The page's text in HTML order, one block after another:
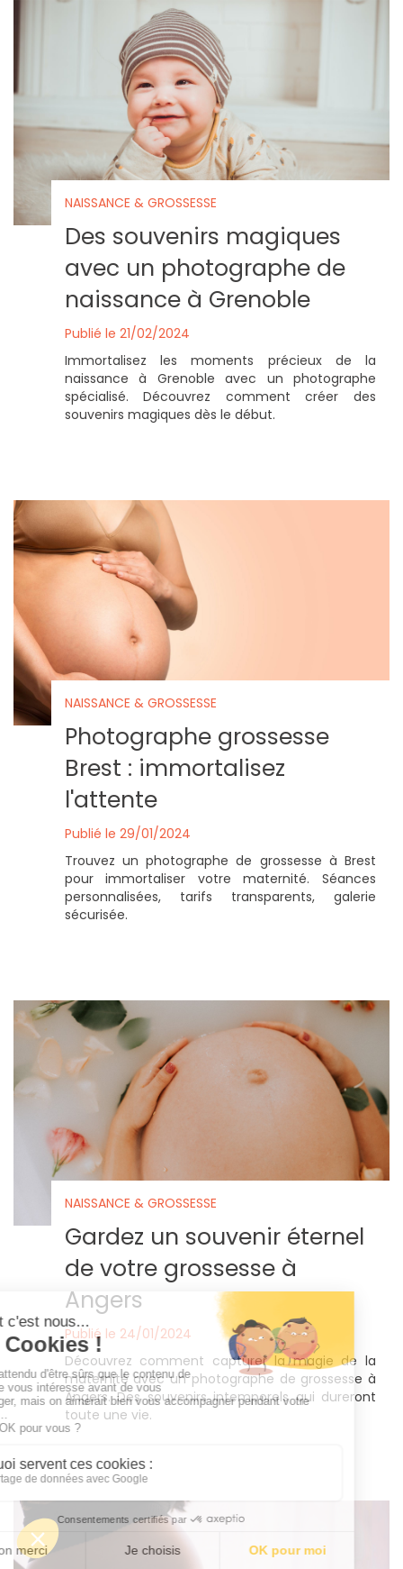
NAISSANCE & GROSSESSE
Des souvenirs magiques
avec un photographe de
naissance à Grenoble
Publié le 21/02/2024
Immortalisez les moments précieux de la
naissance à Grenoble avec un photographe
spécialisé. Découvrez comment créer des
souvenirs magiques dès le début.
NAISSANCE & GROSSESSE
Photographe grossesse
Brest : immortalisez
l'attente
Publié le 29/01/2024
Trouvez un photographe de grossesse à Brest
pour immortaliser votre maternité. Séances
personnalisées, tarifs transparents, galerie
sécurisée.
NAISSANCE & GROSSESSE
Gardez un souvenir éternel
de votre grossesse à
Angers
Publié le 24/01/2024
Découvrez comment capturer la magie de la
maternité avec un photographe de grossesse à
Angers. Des souvenirs intemporels qui dureront
toute une vie.